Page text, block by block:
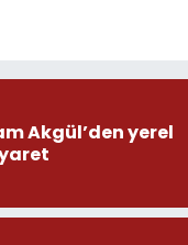
Akgül’den yerel